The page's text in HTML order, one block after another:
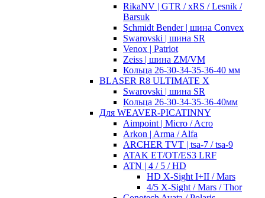
RikaNV | GTR / xRS / Lesnik /
Barsuk
Schmidt Bender | шина Convex
Swarovski | шина SR
Venox | Patriot
Zeiss | шина ZM/VM
Кольца 26-30-34-35-36-40 мм
BLASER R8 ULTIMATE X
Swarovski | шина SR
Кольца 26-30-34-35-36-40мм
Для WEAVER-PICATINNY
Aimpoint | Micro / Acro
Arkon | Arma / Alfa
ARCHER TVT | tsa-7 / tsa-9
ATAK ET/OT/ES3 LRF
ATN | 4 / 5 / HD
HD X-Sight I+II / Mars
4/5 X-Sight / Mars / Thor